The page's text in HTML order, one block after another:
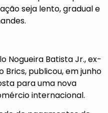
seja lento, gradual e
Nogueira Batista Jr., ex-
publicou, em junho
para uma nova
internacional.